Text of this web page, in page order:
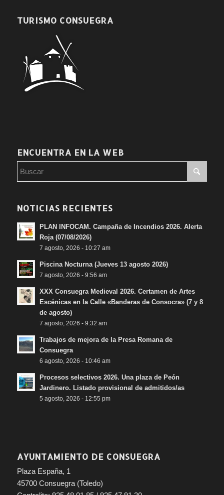
TURISMO CONSUEGRA
ENCUENTRA EN LA WEB
NOTICIAS RECIENTES
PLAN INFOCAM. Campaña de Incendios 2026. Alerta
Roja (07/08/2026)
7 agosto, 2026 - 10:27 am
Piscina Nocturna (Jueves 13 agosto 2026)
7 agosto, 2026 - 9:56 am
XXX Consuegra Medieval 2026. Certamen de Artes
Escénicas en la Calle «Banderas de Consocra» (7 y 8
de agosto)
7 agosto, 2026 - 9:32 am
Trabajos de mejora de la Presa Romana de
Consuegra
6 agosto, 2026 - 10:46 am
Procesos selectivos 2026. Una plaza de Peón
Jardinero. Listado provisional de admitidos/as
5 agosto, 2026 - 12:55 pm
AYUNTAMIENTO DE CONSUEGRA
Plaza España, 1
45700 Consuegra (Toledo)